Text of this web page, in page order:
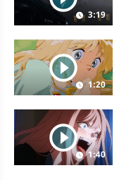
3:19
1:20
1:40